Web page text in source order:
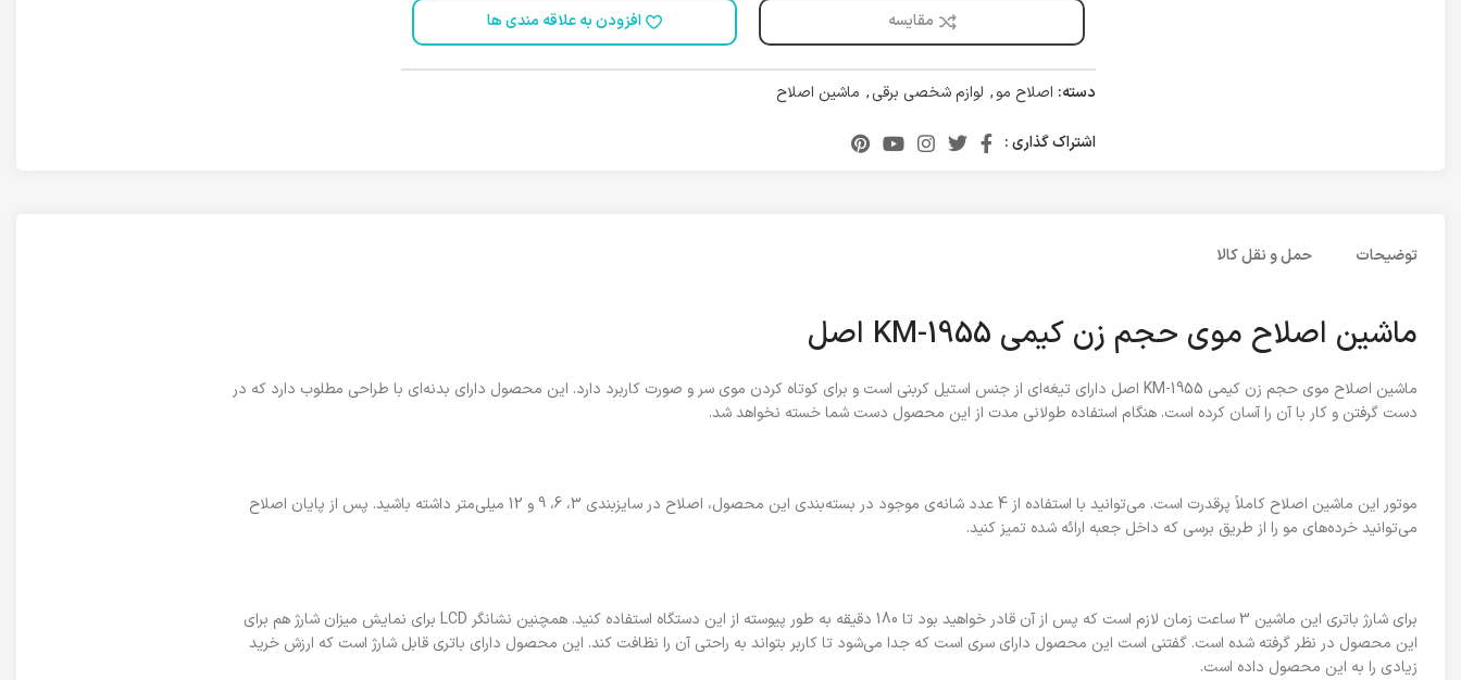
مقایسه افزودن به علاقه مندی ها
دسته: اصلاح مو, لوازم شخصی برقی, ماشین اصلاح
اشتراک گذاری :
توضیحات حمل و نقل کالا
ماشین اصلاح موی حجم زن کیمی KM-1955 اصل
ماشین اصلاح موی حجم زن کیمی KM-1955 اصل دارای تیغه‌ای از جنس استیل کربنی است و برای کوتاه کردن موی سر و صورت کاربرد دارد. این محصول دارای بدنه‌ای با طراحی مطلوب دارد که در
دست ‌گرفتن و کار با آن را آسان کرده است. هنگام استفاده طولانی مدت از این محصول دست شما خسته نخواهد شد.
موتور این ماشین اصلاح کاملاً پرقدرت است. می‌توانید با استفاده از 4 عدد شانه‌ی موجود در بسته‌بندی این محصول، اصلاح در سایزبندی 3، 6، 9 و 12 میلی‌متر داشته باشید. پس از پایان اصلاح
می‌توانید خرده‌های مو را از طریق برسی که داخل جعبه ارائه شده تمیز کنید.
برای شارژ باتری این ماشین 3 ساعت زمان لازم است که پس از آن قادر خواهید بود تا 180 دقیقه به طور پیوسته از این دستگاه استفاده کنید. همچنین نشانگر LCD برای نمایش میزان شارژ هم برای
این محصول در نظر گرفته شده است. گفتنی است این محصول دارای سری است که جدا می‌شود تا کاربر بتواند به ‌راحتی آن را نظافت کند. این محصول دارای باتری قابل شارژ است که ارزش خرید
زیادی را به این محصول داده است.